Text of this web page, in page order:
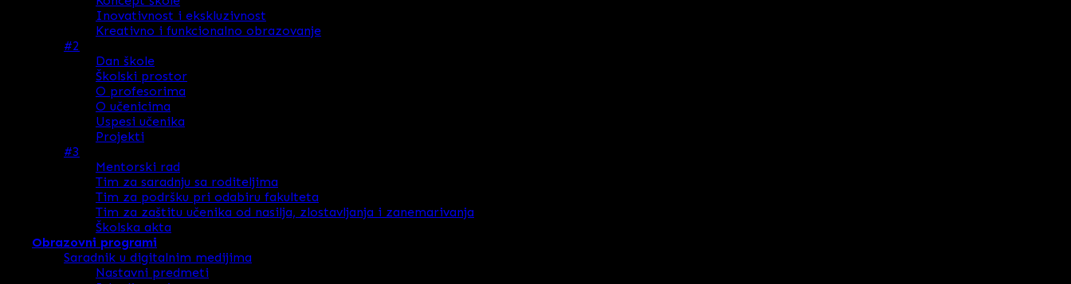
Inovativnost i ekskluzivnost
Kreativno i funkcionalno obrazovanje
#2
Dan škole
Školski prostor
O profesorima
O učenicima
Uspesi učenika
Projekti
#3
Mentorski rad
Tim za saradnju sa roditeljima
Tim za podršku pri odabiru fakulteta
Tim za zaštitu učenika od nasilja, zlostavljanja i zanemarivanja
Školska akta
Obrazovni programi
Saradnik u digitalnim medijima
Nastavni predmeti